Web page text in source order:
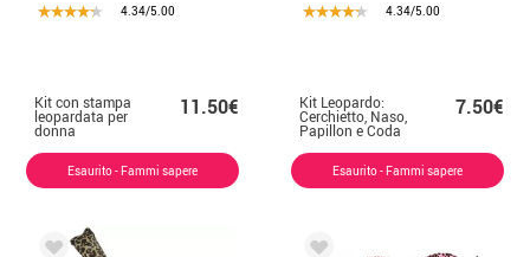
4.34/5.00
Kit con stampa
leopardata per
donna
11.50€
Esaurito - Fammi sapere
4.34/5.00
Kit Leopardo:
Cerchietto, Naso,
Papillon e Coda
7.50€
Esaurito - Fammi sapere